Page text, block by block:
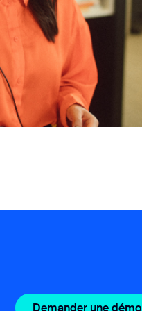
Demander une démo